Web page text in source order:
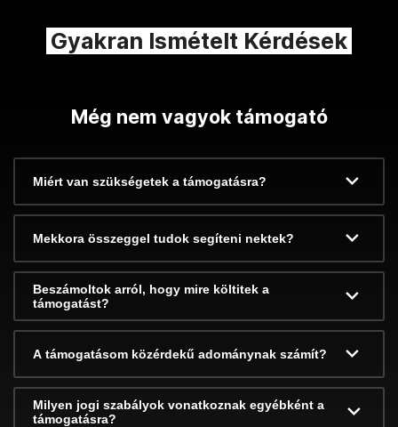
Gyakran Ismételt Kérdések
Még nem vagyok támogató
Miért van szükségetek a támogatásra?
Mekkora összeggel tudok segíteni nektek?
Beszámoltok arról, hogy mire költitek a
támogatást?
A támogatásom közérdekű adománynak számít?
Milyen jogi szabályok vonatkoznak egyébként a
támogatásra?